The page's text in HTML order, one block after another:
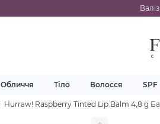
Обличчя Тіло Волосся SPF
Hurraw! Raspberry Tinted Lip Balm 4,8 g